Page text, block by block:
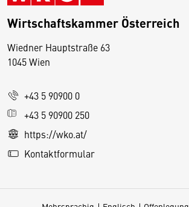
Wirtschaftskammer Österreich
Wiedner Hauptstraße 63
1045 Wien
+43 5 90900 0
+43 5 90900 250
https://wko.at/
Kontaktformular
D
s
e
S
e